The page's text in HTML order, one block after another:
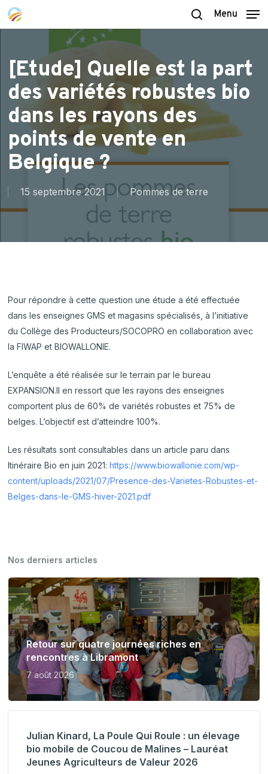
Skip
search
Menu
[Etude] Quelle est la part
des variétés robustes bio
dans les rayons des
points de vente en
Belgique ?
15 septembre 2021 Pommes de terre
Pour répondre à cette question une étude a été effectuée
dans les enseignes GMS et magasins spécialisés, à l’initiative
du Collège des Producteurs/SOCOPRO en collaboration avec
la FIWAP et BIOWALLONIE.
L’enquête a été réalisée sur le terrain par le bureau
EXPANSION.Il en ressort que les rayons des enseignes
comportent plus de 60% de variétés robustes et 75% de
belges. L’objectif est d’atteindre 100%.
Les résultats sont consultables dans un article paru dans
Itinéraire Bio en juin 2021:https://www.biowallonie.com/wp-
content/uploads/2021/07/Presence-des-Varietes-Robustes-et-
Belges-dans-le-GMS-hiver-2021.pdf
Nos derniers articles
Retour sur quatre journées riches en
rencontres à Libramont
7 août 2026
Julian Kinard, La Poule Qui Roule : un élevage
bio mobile de Coucou de Malines – Lauréat
Jeunes Agriculteurs de Valeur 2026